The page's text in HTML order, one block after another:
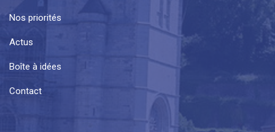
Nos priorités
Actus
Boîte à idées
Contact